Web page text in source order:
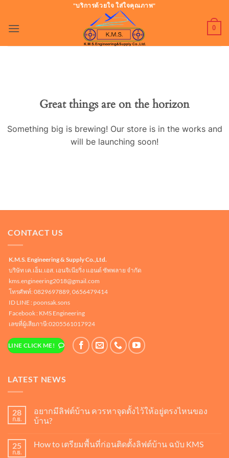
เนื้อหา
"บริการด้วยใจ ใส่ใจคุณภาพ"
0
Great things are on the horizon
Something big is brewing! Our store is in the works and
will be launching soon!
CONTACT US
K.M.S. Engineering & Supply Co.,Ltd.
บริษัท เค.เอ็ม.เอส. เอนจิเนียริ่ง แอนด์ ซัพพลาย จำกัด
kms.engineering2018@gmail.com
โทรศัพท์: 0829697889, 0656479414
ID LINE : poonsak.sons
Facebook : KMS Engineering
เลขที่ผู้เสียภาษี:0205561017924
LINE CLICK ME!
LATEST NEWS
28
ก.ย.
อยากมีลิฟต์บ้าน ควรหาจุดตั้งไว้ให้อยู่ตรงไหนของ
บ้าน?
เห็น
25
ก.ย.
How to เตรียมพื้นที่ก่อนติดตั้งลิฟต์บ้าน ฉบับ KMS